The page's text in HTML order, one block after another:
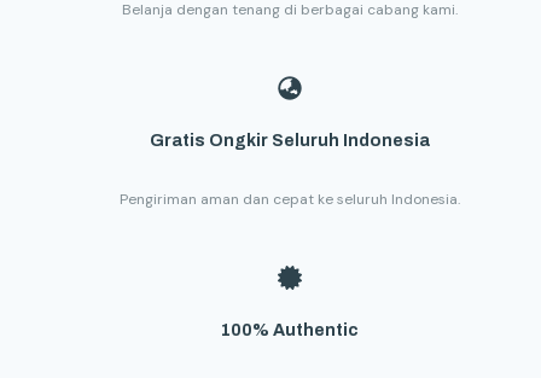
Belanja dengan tenang di berbagai cabang kami.
Gratis Ongkir Seluruh Indonesia
Pengiriman aman dan cepat ke seluruh Indonesia.
100% Authentic